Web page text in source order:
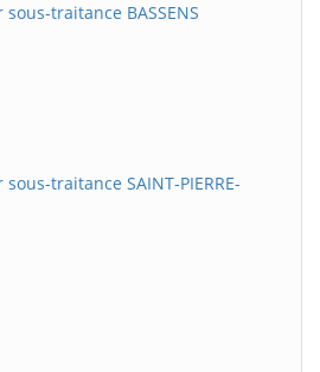
traitance BASSENS
traitance SAINT-PIERRE-